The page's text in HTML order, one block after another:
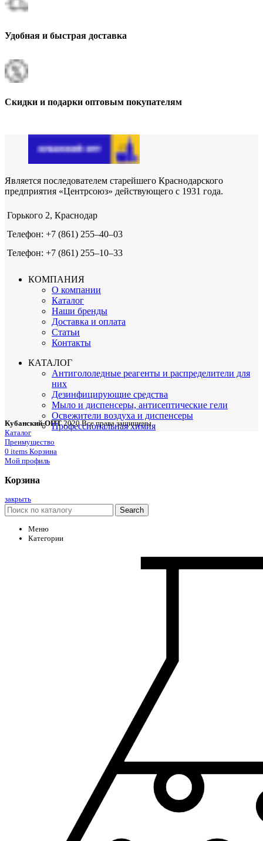
Удобная и быстрая доставка
Скидки и подарки оптовым покупателям
Является последователем старейшего Краснодарского
предприятия «Центрсоюз» действующего с 1931 года.
Горького 2, Краснодар
Телефон: +7 (861) 255‒40‒03
Телефон: +7 (861) 255‒10‒33
КОМПАНИЯ
О компании
Каталог
Наши бренды
Доставка и оплата
Статьи
Контакты
КАТАЛОГ
Антигололедные реагенты и распределители для
них
Дезинфицирующие средства
Мыло и диспенсеры, антисептические гели
Освежители воздуха и диспенсеры
Профессиональная химия
Кубанский-ОПТ 2020 Все права защищены
Каталог
Преимущество
0 items Корзина
Мой профиль
Корзина
закрыть
Search
Меню
Категории